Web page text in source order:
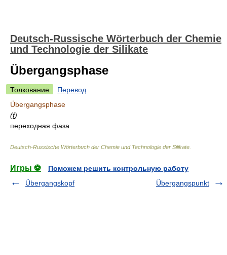
Deutsch-Russische Wörterbuch der Chemie
und Technologie der Silikate
Übergangsphase
Толкование
Перевод
Übergangsphase
(f)
переходная фаза
Deutsch-Russische Wörterbuch der Chemie und Technologie der Silikate
Игры ⚽
Поможем решить контрольную работу
Übergangskopf
Übergangspunkt